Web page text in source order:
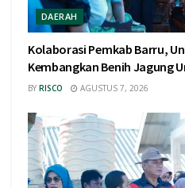
DAERAH
Kolaborasi Pemkab Barru,
Kembangkan Benih Jagung
BY RISCO AGUSTUS 7, 2026